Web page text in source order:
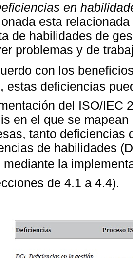
en
esta
de habilidades de
problemas y de
con los
estas deficiencias
del ISO/IEC
en el que se
tanto deficiencias
de habilidades
mediante la
de 4.1 a 4.4).